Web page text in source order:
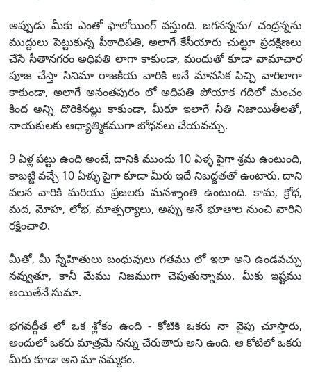
అప్పుడు మీకు ఎంతో ఫాలోయింగ్ వస్తుంది. జగనన్నను/ చంద్రన్నను
ముద్దులు పెట్టుకున్న పీఠాధిపతి, అలాగే కేసీయారు చుట్టూ ప్రదక్షిణలు
చేసే సీతానగరం అధిపతి లాగా కాకుండా, మందుతో కూడా వామాచార
పూజ చేస్తా సినిమా రాజకీయ వారికి అనే మానసిక పిచ్చి వారిలాగా
కాకుండా, అలాగే అనంతపురం లో అధిపతి పోయాక గదిలో మంచం
కింద అన్ని దొరికినట్లు కాకుండా, మీరూ ఇలాగే నీతి నిజాయితీలతో,
నాయకులకు ఆధ్యాత్మికముగా బోధనలు చేయవచ్చు.
9 ఏళ్ల పట్టు ఉంది అంటే, దానికి ముందు 10 ఏళ్ళ పైగా శ్రమ ఉంటుంది,
కాబట్టి వచ్చే 10 ఏళ్ళు పైగా కూడా మీరు ఇదే నిబద్దతతో ఉంటారు. దాని
వలన వారికి మరియు ప్రజలకు మనశ్శాంతి ఉంటుంది. కామ, క్రోధ,
మద, మోహ, లోభ, మాత్సర్యాలు, అప్పు అనే భూతాల నుంచి వారిని
రక్షించాలి.
మీతో, మీ స్నేహితులు బంధువులు గతము లో ఇలా అని ఉండవచ్చు
నవ్వుతూ, కానీ మేము నిజముగా చెపుతున్నాము. మీకు ఇష్టము
అయితేనే సుమా.
భగవద్గీత లో ఒక శ్లోకం ఉంది - కోటికి ఒకరు నా వైపు చూస్తారు,
అందులో ఒకరు మాత్రమే నన్ను చేరుతారు అని ఉంది. ఆ కోటిలో ఒకరు
మీరు కూడా అని మా నమ్మకం.